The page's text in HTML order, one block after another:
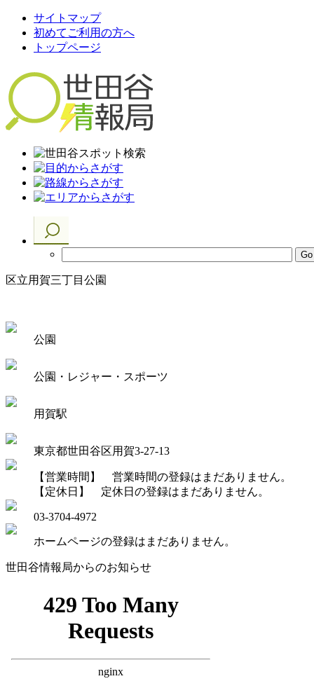
サイトマップ
初めてご利用の方へ
トップページ
区立用賀三丁目公園
公園
公園・レジャー・スポーツ
用賀駅
東京都世田谷区用賀3-27-13
【営業時間】 営業時間の登録はまだありません。
【定休日】 定休日の登録はまだありません。
03-3704-4972
ホームページの登録はまだありません。
世田谷情報局からのお知らせ